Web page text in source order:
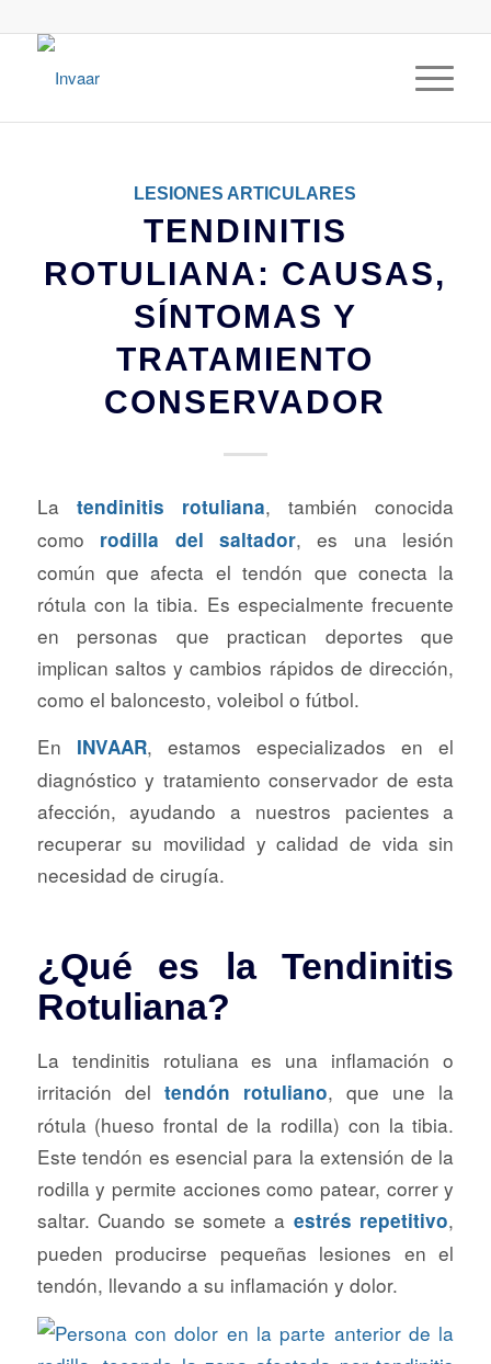
LESIONES ARTICULARES
TENDINITIS
ROTULIANA: CAUSAS,
SÍNTOMAS Y
TRATAMIENTO
CONSERVADOR
La tendinitis rotuliana, también conocida
como rodilla del saltador, es una lesión
común que afecta el tendón que conecta la
rótula con la tibia. Es especialmente frecuente
en personas que practican deportes que
implican saltos y cambios rápidos de dirección,
como el baloncesto, voleibol o fútbol.
En INVAAR, estamos especializados en el
diagnóstico y tratamiento conservador de esta
afección, ayudando a nuestros pacientes a
recuperar su movilidad y calidad de vida sin
necesidad de cirugía.
¿Qué es la Tendinitis
Rotuliana?
La tendinitis rotuliana es una inflamación o
irritación del tendón rotuliano, que une la
rótula (hueso frontal de la rodilla) con la tibia.
Este tendón es esencial para la extensión de la
rodilla y permite acciones como patear, correr y
saltar. Cuando se somete a estrés repetitivo,
pueden producirse pequeñas lesiones en el
tendón, llevando a su inflamación y dolor.